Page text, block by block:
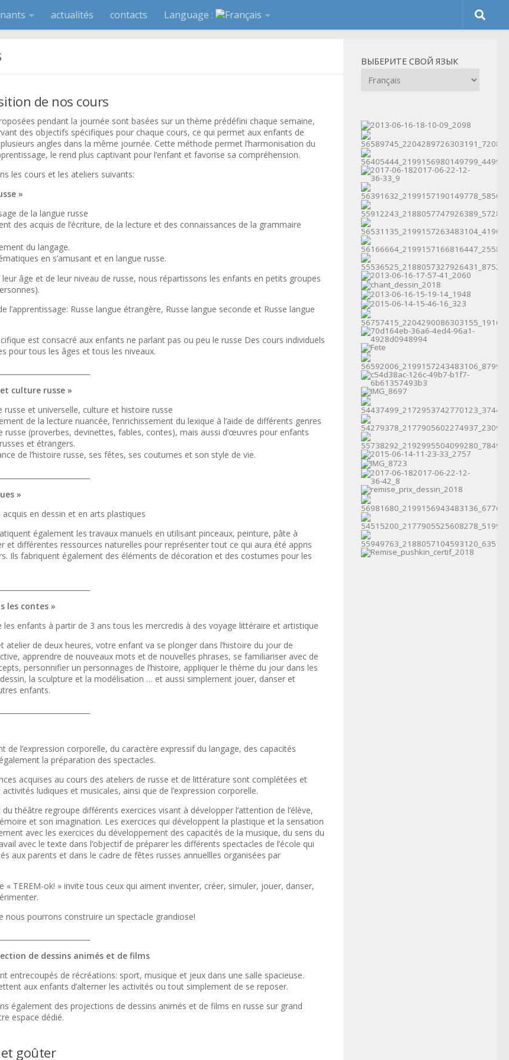
actualités contacts Language :
de nos cours
pendant la journée sont basées sur un thème prédéfini chaque semaine,
des objectifs spécifiques pour chaque cours, ce qui permet aux enfants de
angles dans la même journée. Cette méthode permet l’harmonisation du
le rend plus captivant pour l’enfant et favorise sa compréhension.
les cours et les ateliers suivants:
»
de la langue russe
des acquis de l’écriture, de la lecture et des connaissances de la grammaire
du langage.
en s’amusant et en langue russe.
âge et de leur niveau de russe, nous répartissons les enfants en petits groupes
l’apprentissage: Russe langue étrangère, Russe langue seconde et Russe langue
est consacré aux enfants ne parlant pas ou peu le russe Des cours individuels
pour tous les âges et tous les niveaux.
culture russe »
russe et universelle, culture et histoire russe
de la lecture nuancée, l’enrichissement du lexique à l’aide de différents genres
russe (proverbes, devinettes, fables, contes), mais aussi d’œuvres pour enfants
et étrangers.
de l’histoire russe, ses fêtes, ses coutumes et son style de vie.
»
en dessin et en arts plastiques
également les travaux manuels en utilisant pinceaux, peinture, pâte à
et différentes ressources naturelles pour représenter tout ce qui aura été appris
Ils fabriquent également des éléments de décoration et des costumes pour les
les contes »
les enfants à partir de 3 ans tous les mercredis à des voyage littéraire et artistique
atelier de deux heures, votre enfant va se plonger dans l’histoire du jour de
apprendre de nouveaux mots et de nouvelles phrases, se familiariser avec de
personnifier un personnages de l’histoire, appliquer le thème du jour dans les
la sculpture et la modélisation … et aussi simplement jouer, danser et
enfants.
de l’expression corporelle, du caractère expressif du langage, des capacités
la préparation des spectacles.
acquises au cours des ateliers de russe et de littérature sont complétées et
activités ludiques et musicales, ainsi que de l’expression corporelle.
du théâtre regroupe différents exercices visant à développer l’attention de l’élève,
et son imagination. Les exercices qui développent la plastique et la sensation
avec les exercices du développement des capacités de la musique, du sens du
avec le texte dans l’objectif de préparer les différents spectacles de l’école qui
aux parents et dans le cadre de fêtes russes annuellles organisées par
« TEREM-ok! » invite tous ceux qui aiment inventer, créer, simuler, jouer, danser,
nous pourrons construire un spectacle grandiose!
de dessins animés et de films
entrecoupés de récréations: sport, musique et jeux dans une salle spacieuse.
aux enfants d’alterner les activités ou tout simplement de se reposer.
également des projections de dessins animés et de films en russe sur grand
espace dédié.
goûter
ВЫБЕРИТЕ СВОЙ ЯЗЫК